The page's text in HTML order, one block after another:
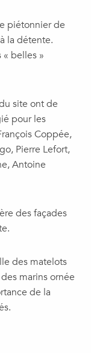
piétonnier de
la détente.
« belles »
site ont de
pour les
Coppée,
Pierre Lefort,
Antoine
des façades
des matelots
marins ornée
de la